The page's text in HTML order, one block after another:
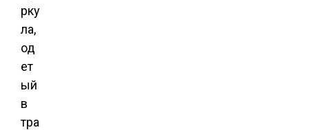
рку
ла,
од
ет
ый
в
тра